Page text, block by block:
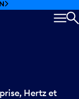
Hertz et